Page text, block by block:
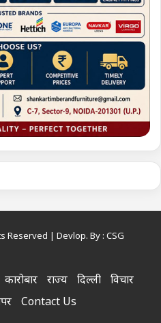
Reserved | Devlop. By : CSG
कारोबार राज्य दिल्ली
विचार
Contact Us